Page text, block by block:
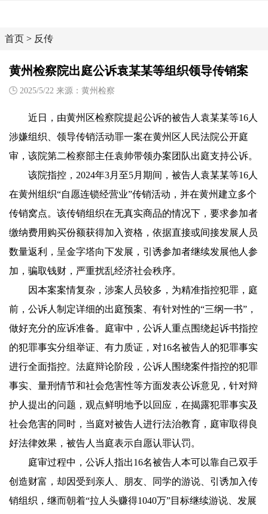
首页 > 反传
黄州检察院出庭公诉袁某某等组织领导传销案
2025/5/22 来源：黄州检察
近日，由黄州区检察院提起公诉的被告人袁某某等16人
涉嫌组织、领导传销活动罪一案在黄州区人民法院公开庭
审，该院第二检察部主任袁帅带领办案团队出庭支持公诉。
该院指控，2024年3月至5月期间，被告人袁某某等16人
在黄州组织“自愿连锁经营业”传销活动，并在黄州建立多个
传销窝点。该传销组织在无真实商品的情况下，要求参加者
缴纳费用购买份额获得加入资格，依据直接或间接发展人员
数量返利，呈金字塔向下发展，引诱参加者继续发展他人参
加，骗取钱财，严重扰乱经济社会秩序。
因本案案情复杂，涉案人员较多，为精准指控犯罪，庭
前，公诉人制定详细的出庭预案、有针对性的“三纲一书”，
做好充分的应诉准备。庭审中，公诉人重点围绕起诉书指控
的犯罪事实分组举证、有力质证，对16名被告人的犯罪事实
进行全面指控。法庭辩论阶段，公诉人围绕案件指控的犯罪
事实、量刑情节和社会危害性等方面发表公诉意见，针对辩
护人提出的问题，观点鲜明地予以回应，在揭露犯罪事实及
社会危害的同时，当庭对被告人进行法治教育，庭审取得良
好法律效果，被告人当庭表示自愿认罪认罚。
庭审过程中，公诉人指出16名被告人本可以靠自己双手
创造财富，却因受到亲人、朋友、同学的游说、引诱加入传
销组织，继而朝着“拉人头赚得1040万”目标继续游说、发展